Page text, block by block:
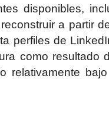
disponibles,
a partir
perfiles de
como resultado
relativamente